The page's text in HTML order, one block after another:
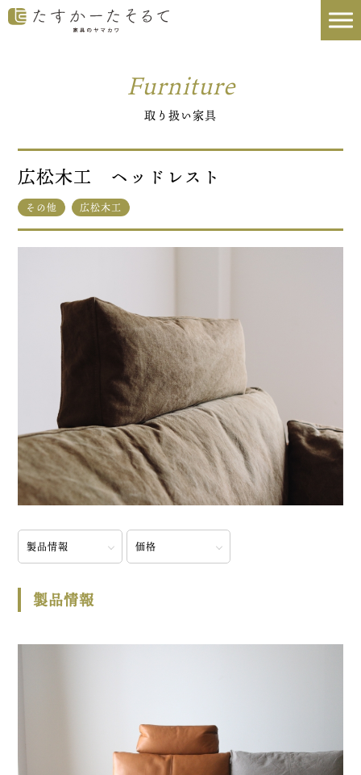
Furniture
取り扱い家具
広松木工 ヘッドレスト
その他 広松木工
製品情報 価格
製品情報